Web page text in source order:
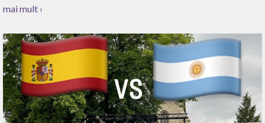
mai mult ›